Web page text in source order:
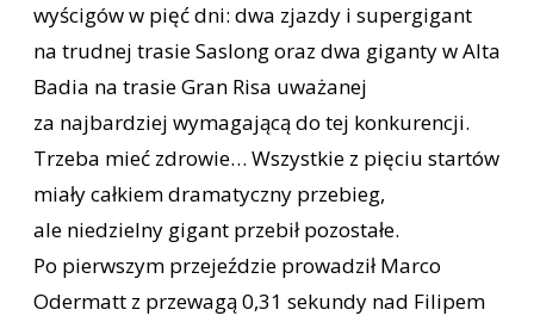
wyścigów w pięć dni: dwa zjazdy i supergigant
na trudnej trasie Saslong oraz dwa giganty w Alta
Badia na trasie Gran Risa uważanej
za najbardziej wymagającą do tej konkurencji.
Trzeba mieć zdrowie… Wszystkie z pięciu startów
miały całkiem dramatyczny przebieg,
ale niedzielny gigant przebił pozostałe.
Po pierwszym przejeździe prowadził Marco
Odermatt z przewagą 0,31 sekundy nad Filipem